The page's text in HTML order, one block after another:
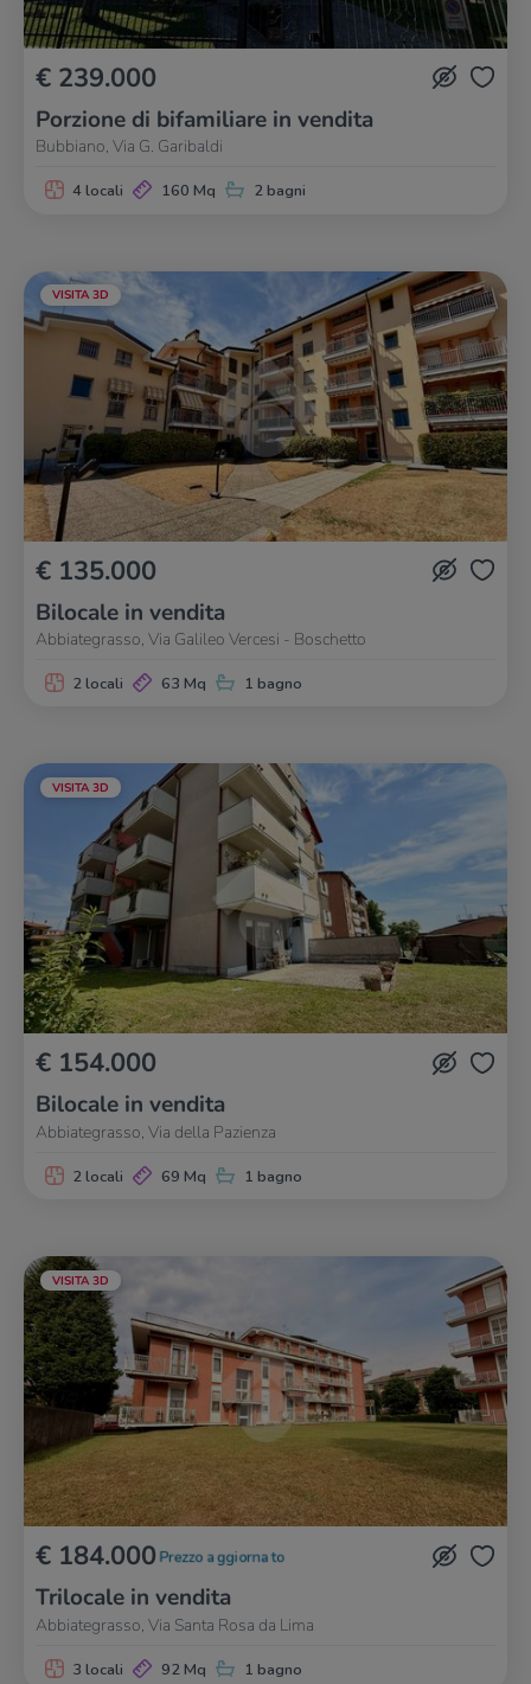
€ 239.000
Porzione di bifamiliare in vendita
Bubbiano, Via G. Garibaldi
4 locali 160 Mq 2 bagni
VISITA 3D
€ 135.000
Bilocale in vendita
Abbiategrasso, Via Galileo Vercesi - Boschetto
2 locali 63 Mq 1 bagno
VISITA 3D
€ 154.000
Bilocale in vendita
Abbiategrasso, Via della Pazienza
2 locali 69 Mq 1 bagno
VISITA 3D
€ 184.000 Prezzo aggiornato
Trilocale in vendita
Abbiategrasso, Via Santa Rosa da Lima
3 locali 92 Mq 1 bagno